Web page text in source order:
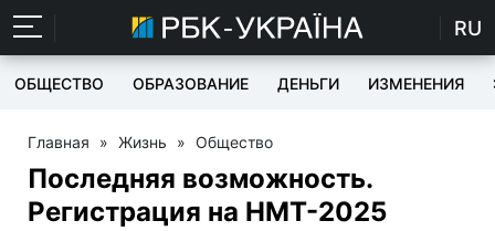
RU
ОБЩЕСТВО ОБРАЗОВАНИЕ ДЕНЬГИ ИЗМЕНЕНИЯ
Главная » Жизнь » Общество
Последняя возможность.
Регистрация на НМТ-2025